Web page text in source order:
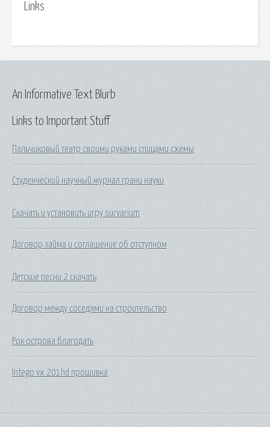
Links
Links to Important Stuff
Пальчиковый театр своими руками спицами схемы
Студенческий научный журнал грани науки
Скачать и установить игру survarium
Договор займа и соглашение об отступном
Детские песни 2 скачать
Договор между соседями на строительство
Рок острова благодать
Intego vx 201hd прошивка
An Informative Text Blurb